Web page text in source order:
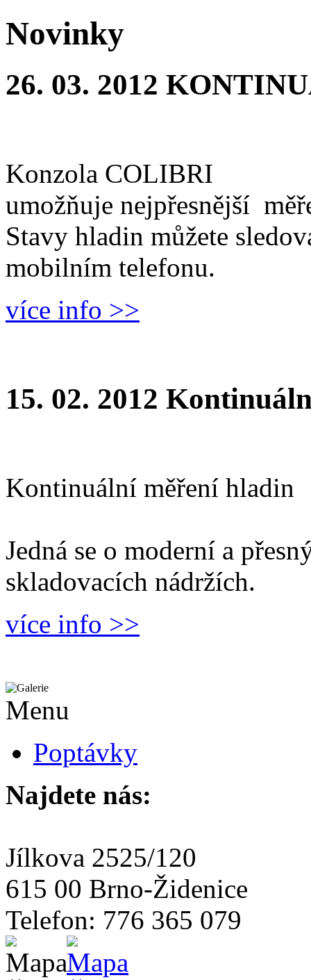
Novinky
26. 03. 2012
Konzola COLIBRI
umožňuje nejpřesnější
Stavy hladin můžete
mobilním telefonu.
více info >>
15. 02. 2012
Kontinuální měření hladin
Jedná se o moderní a
skladovacích nádržích.
více info >>
Menu
Poptávky
Najdete nás:
Jílkova 2525/120
615 00 Brno-Židenice
Telefon: 776 365 079